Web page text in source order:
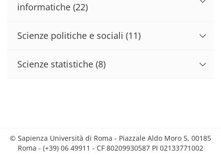
informatiche (22)
Scienze politiche e sociali (11)
Scienze statistiche (8)
© Sapienza Università di Roma - Piazzale Aldo Moro 5, 00185
Roma - (+39) 06 49911 - CF 80209930587 PI 02133771002